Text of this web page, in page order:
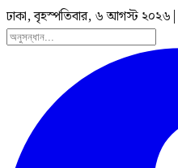
ঢাকা, বৃহস্পতিবার, ৬ আগস্ট ২০২৬ |